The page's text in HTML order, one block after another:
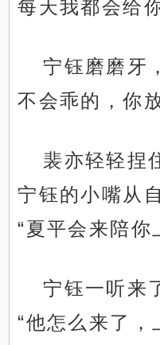
每天我都会给
宁钰磨磨牙
不会乖的，你
裴亦轻轻捏
宁钰的小嘴从
“夏平会来陪你
宁钰一听来
“他怎么来了，